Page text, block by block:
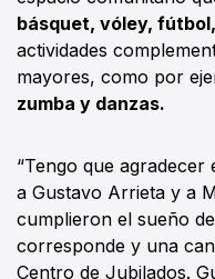
básquet, vóley,
actividades
mayores, como por
zumba y danzas.
“Tengo que
a Gustavo Arrieta y a
cumplieron el sueño
corresponde y una
Centro de Jubilados.